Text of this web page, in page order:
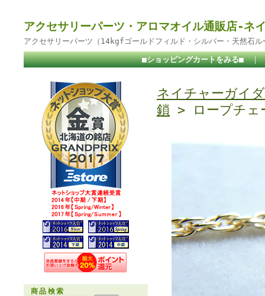
アクセサリーパーツ・アロマオイル通販店-ネ
アクセサリーパーツ（14kgfゴールドフィルド・シルバー・天然石
■ショッピングカートをみる■ ｜
商品検索
ネイチャーガイ
鎖 > ロープチェ